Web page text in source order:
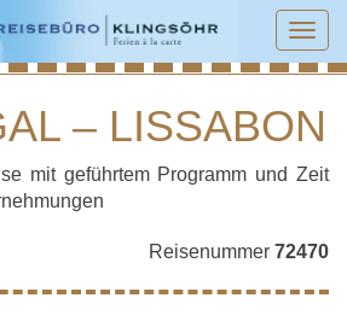
– LISSABON
– LISSABON
mit geführtem Programm und Zeit
Reisenummer 72470